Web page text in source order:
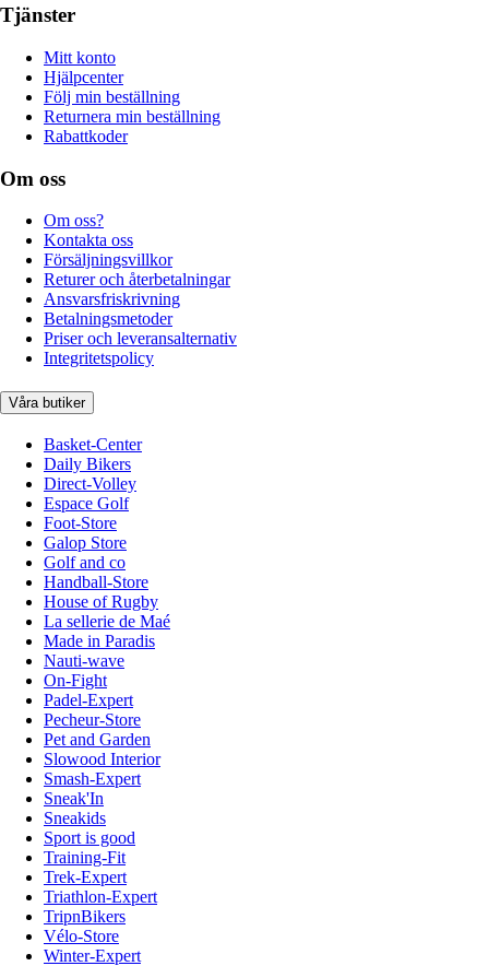
Tjänster
Mitt konto
Hjälpcenter
Följ min beställning
Returnera min beställning
Rabattkoder
Om oss
Om oss?
Kontakta oss
Försäljningsvillkor
Returer och återbetalningar
Ansvarsfriskrivning
Betalningsmetoder
Priser och leveransalternativ
Integritetspolicy
Våra butiker
Basket-Center
Daily Bikers
Direct-Volley
Espace Golf
Foot-Store
Galop Store
Golf and co
Handball-Store
House of Rugby
La sellerie de Maé
Made in Paradis
Nauti-wave
On-Fight
Padel-Expert
Pecheur-Store
Pet and Garden
Slowood Interior
Smash-Expert
Sneak'In
Sneakids
Sport is good
Training-Fit
Trek-Expert
Triathlon-Expert
TripnBikers
Vélo-Store
Winter-Expert